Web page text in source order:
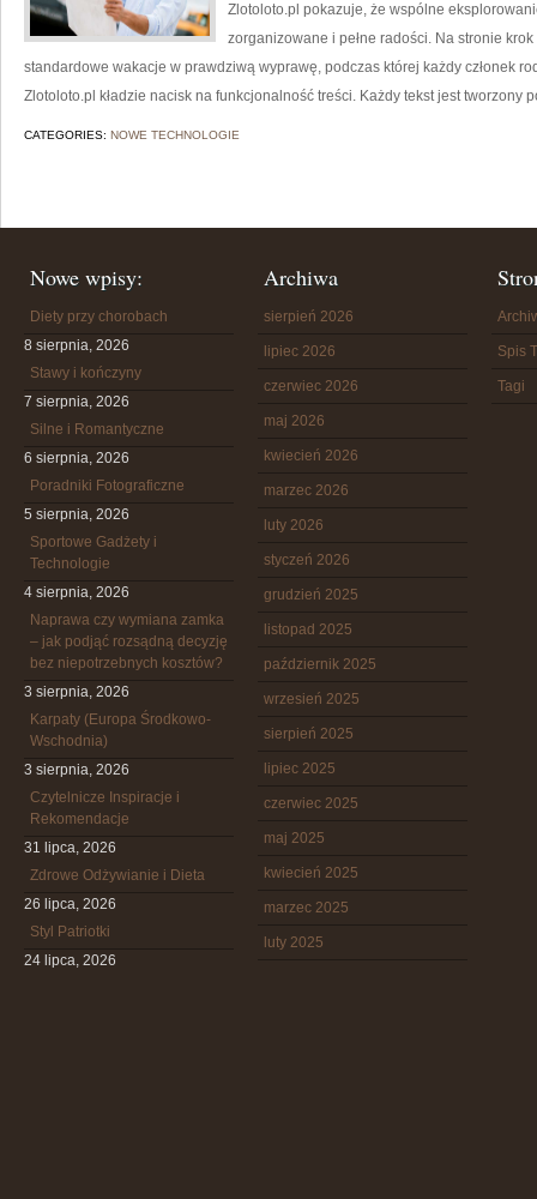
Zlotoloto.pl pokazuje, że wspólne
zorganizowane i pełne radości. Na stronie
standardowe wakacje w prawdziwą wyprawę, podczas której każdy członek
Zlotoloto.pl kładzie nacisk na funkcjonalność treści. Każdy tekst jest tworzony
CATEGORIES: NOWE TECHNOLOGIE
Nowe wpisy:
Diety przy chorobach
8 sierpnia, 2026
Stawy i kończyny
7 sierpnia, 2026
Silne i Romantyczne
6 sierpnia, 2026
Poradniki Fotograficzne
5 sierpnia, 2026
Sportowe Gadżety i
Technologie
4 sierpnia, 2026
Naprawa czy wymiana zamka
– jak podjąć rozsądną decyzję
bez niepotrzebnych kosztów?
3 sierpnia, 2026
Karpaty (Europa Środkowo-
Wschodnia)
3 sierpnia, 2026
Czytelnicze Inspiracje i
Rekomendacje
31 lipca, 2026
Zdrowe Odżywianie i Dieta
26 lipca, 2026
Styl Patriotki
24 lipca, 2026
Archiwa
sierpień 2026
lipiec 2026
czerwiec 2026
maj 2026
kwiecień 2026
marzec 2026
luty 2026
styczeń 2026
grudzień 2025
listopad 2025
październik 2025
wrzesień 2025
sierpień 2025
lipiec 2025
czerwiec 2025
maj 2025
kwiecień 2025
marzec 2025
luty 2025
Spis
Tagi